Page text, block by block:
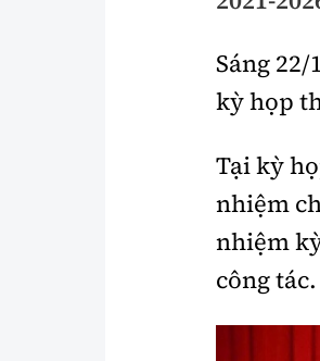
Chất lượng sống
Sáng
kỳ họp
Tại kỳ
nhiệm
nhiệm
công tác.